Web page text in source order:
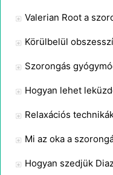
Valerian Root a
Körülbelül
Szorongás
Hogyan lehet
Relaxációs
Mi az oka a
Hogyan szedjük